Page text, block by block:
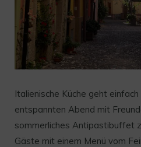
Italienische Küche geht
entspannten Abend mit
sommerliches Antipastibuffet
Gäste mit einem Menü vom